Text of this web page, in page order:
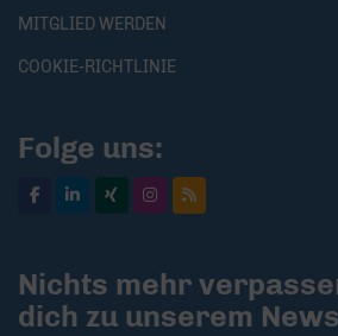
MITGLIED WERDEN
COOKIE-RICHTLINIE
Folge uns:
Nichts mehr
dich zu unserem